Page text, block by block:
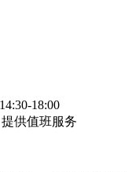
18:00
供值班服务